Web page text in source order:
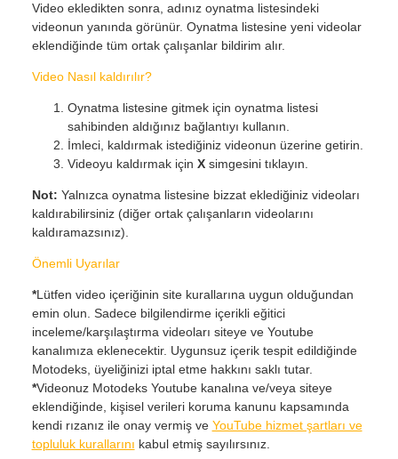
Video ekledikten sonra, adınız oynatma listesindeki
videonun yanında görünür. Oynatma listesine yeni videolar
eklendiğinde tüm ortak çalışanlar bildirim alır.
Video Nasıl kaldırılır?
Oynatma listesine gitmek için oynatma listesi
sahibinden aldığınız bağlantıyı kullanın.
İmleci, kaldırmak istediğiniz videonun üzerine getirin.
Videoyu kaldırmak için Xsimgesini tıklayın.
Not: Yalnızca oynatma listesine bizzat eklediğiniz videoları
kaldırabilirsiniz (diğer ortak çalışanların videolarını
kaldıramazsınız).
Önemli Uyarılar
*Lütfen video içeriğinin site kurallarına uygun olduğundan
emin olun. Sadece bilgilendirme içerikli eğitici
inceleme/karşılaştırma videoları siteye ve Youtube
kanalımıza eklenecektir. Uygunsuz içerik tespit edildiğinde
Motodeks, üyeliğinizi iptal etme hakkını saklı tutar.
*Videonuz Motodeks Youtube kanalına ve/veya siteye
eklendiğinde, kişisel verileri koruma kanunu kapsamında
kendi rızanız ile onay vermiş ve YouTube hizmet şartları ve
topluluk kurallarını kabul etmiş sayılırsınız.